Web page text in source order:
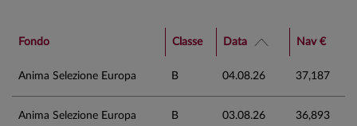
Fondo Classe Data Nav €
Anima Selezione Europa B 04.08.26 37,187
Anima Selezione Europa B 03.08.26 36,893